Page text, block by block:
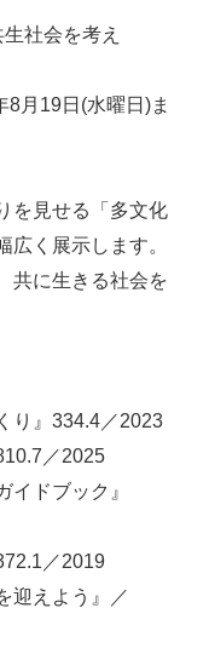
社会を考え
月19日(水曜日)ま
を見せる「多文化
く展示します。
共に生きる社会を
★
り』334.4／2023
／2025
イドブック』
／2019
迎えよう』／